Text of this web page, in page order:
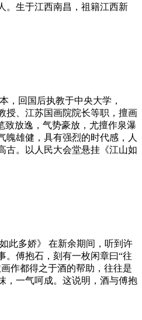
。生于江西南昌，祖籍江西新
回国后执教于中央大学，
授、江苏国画院院长等职，擅画
致放逸，气势豪放，尤擅作泉瀑
魄雄健，具有强烈的时代感，人
古。以人民大会堂悬挂《江山如
多娇》 在新余期间，听到许
。傅抱石，刻有一枚闲章曰“往
作都得之于酒的帮助，往往是
，一气呵成。这说明，酒与傅抱